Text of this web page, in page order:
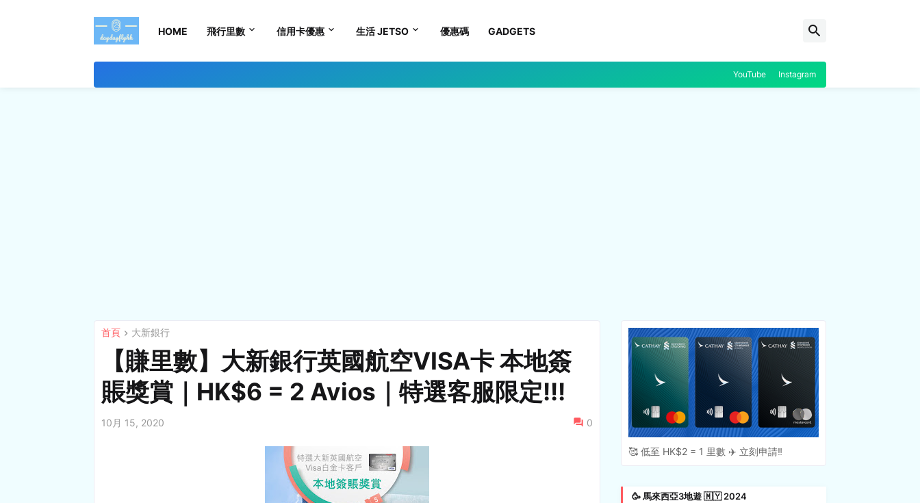
HOME 飛行里數 信用卡優惠 生活 JETSO 優惠碼 GADGETS
YouTube Instagram
首頁 大新銀行
【賺里數】大新銀行英國航空VISA卡 本地簽
賬獎賞｜HK$6 = 2 Avios｜特選客服限定!!!
10月 15, 2020 0
🥰 低至 HK$2 = 1 里數 ✈️ 立刻申請‼️
🥳 馬來西亞3地遊 🇲🇾 2024